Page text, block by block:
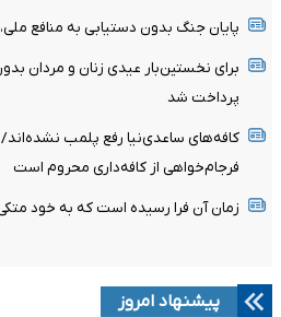
پایان جنگ بدون دستیابی به منافع
برای نخستین‌بار عیدی زنان و مردان
پرداخت شد
کافه‌های ساعدی‌نیا رفع پلمب نشده‌اند/
فرجام‌خواهی از کافه‌داری محروم است
زمان آن فرا رسیده است که به خود
پیشنهاد امروز